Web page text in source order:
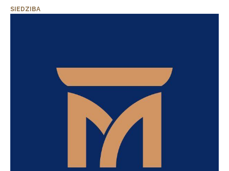
SIEDZIBA